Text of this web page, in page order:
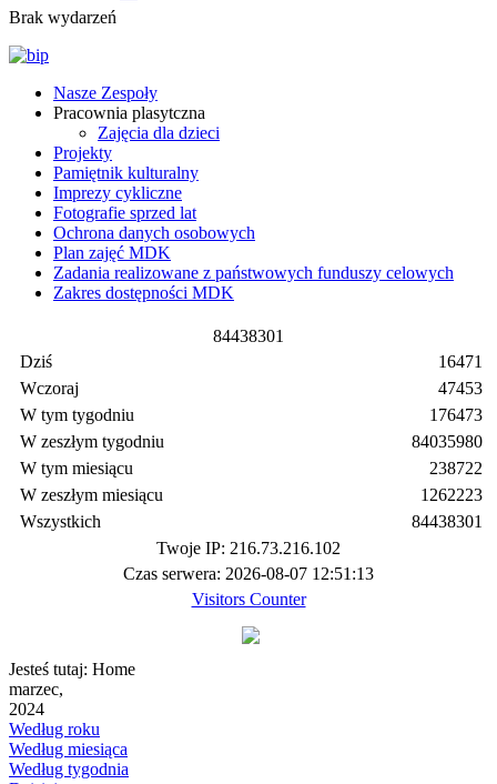
Brak wydarzeń
Nasze Zespoły
Pracownia plasytczna
Zajęcia dla dzieci
Projekty
Pamiętnik kulturalny
Imprezy cykliczne
Fotografie sprzed lat
Ochrona danych osobowych
Plan zajęć MDK
Zadania realizowane z państwowych funduszy celowych
Zakres dostępności MDK
84438301
Dziś
Wczoraj
W tym tygodniu
W zeszłym tygodniu
W tym miesiącu
W zeszłym miesiącu
Wszystkich
16471
47453
176473
84035980
238722
1262223
84438301
Twoje IP: 216.73.216.102
Czas serwera: 2026-08-07 12:51:13
Visitors Counter
Jesteś tutaj: Home
marzec,
2024
Według roku
Według miesiąca
Według tygodnia